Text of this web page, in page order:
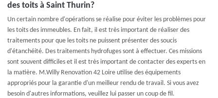
des toits à Saint Thurin?
Un certain nombre d'opérations se réalise pour éviter les problèmes pour
les toits des immeubles. En fait, il est très important de réaliser des
traitements pour que les toits ne puissent présenter des soucis
d'étanchéité. Des traitements hydrofuges sont à effectuer. Ces missions
sont souvent difficiles et il est très important de contacter des experts en
la matière. M.Willy Renovation 42 Loire utilise des équipements
appropriés pour la garantie d'un meilleur rendu de travail. Si vous avez
besoin d'autres informations, veuillez lui passer un coup de fil.